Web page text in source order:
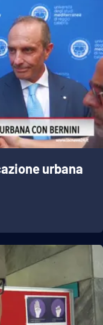
urbana